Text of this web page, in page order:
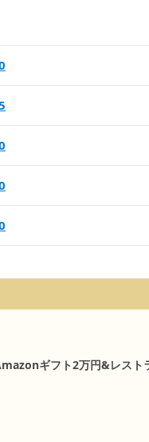
ギフト2万円&レスト